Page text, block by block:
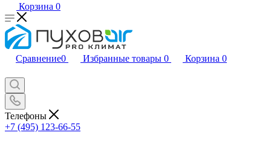
Корзина 0
Сравнение0 Избранные товары 0 Корзина 0
Телефоны
+7 (495) 123-66-55